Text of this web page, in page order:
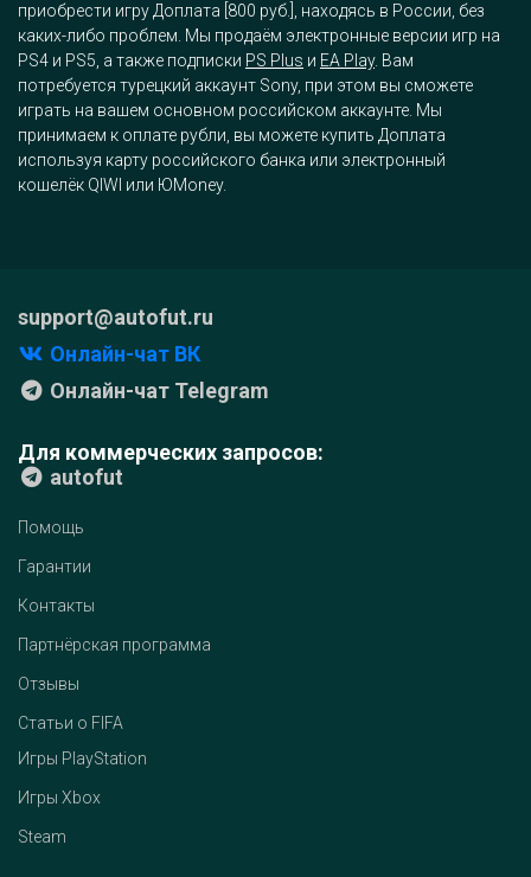
приобрести игру Доплата [800 руб.], находясь в России, без
каких-либо проблем. Мы продаём электронные версии игр на
PS4 и PS5, а также подписки PS Plus и EA Play. Вам
потребуется турецкий аккаунт Sony, при этом вы сможете
играть на вашем основном российском аккаунте. Мы
принимаем к оплате рубли, вы можете купить Доплата
используя карту российского банка или электронный
кошелёк QIWI или ЮMoney.
support@autofut.ru
Онлайн-чат ВК
Онлайн-чат Telegram
Для коммерческих запросов:
autofut
Помощь
Гарантии
Контакты
Партнёрская программа
Отзывы
Статьи о FIFA
Игры PlayStation
Игры Xbox
Steam